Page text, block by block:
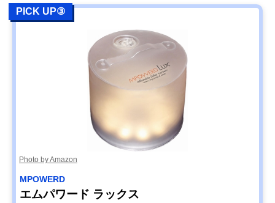
PICK UP③
Photo by Amazon
‎MPOWERD
エムパワード ラックス